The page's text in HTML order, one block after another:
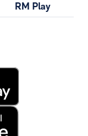
RM Play